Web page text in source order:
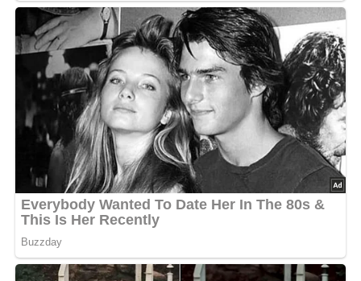
Nach: Pilze sammeln und essen, Artia-Verlag, Prag, 1987
Jetzt Sterne vergeben – Rezept
bewerten